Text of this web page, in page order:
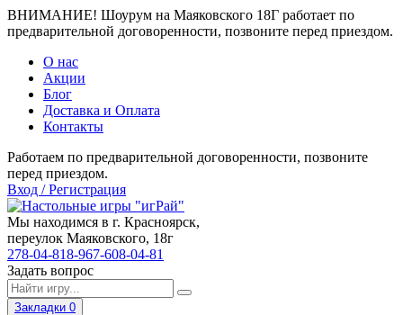
ВНИМАНИЕ! Шоурум на Маяковского 18Г работает по
предварительной договоренности, позвоните перед приездом.
О нас
Акции
Блог
Доставка и Оплата
Контакты
Работаем по предварительной договоренности, позвоните
перед приездом.
Вход / Регистрация
Мы находимся в г. Красноярск,
переулок Маяковского, 18г
278-04-818-967-608-04-81
Задать вопрос
Закладки 0